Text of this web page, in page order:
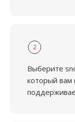
2
Выберите
который вам